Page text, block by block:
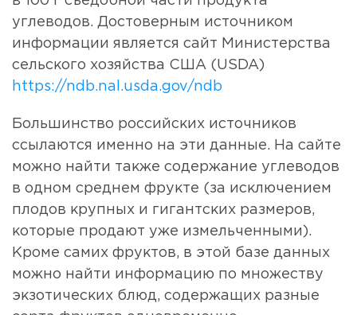
углеводов. Достоверным источником
информации является сайт Министерства
сельского хозяйства США (USDA)
https://ndb.nal.usda.gov/ndb
Большинство российских источников
ссылаются именно на эти данные. На сайте
можно найти также содержание углеводов
в одном среднем фрукте (за исключением
плодов крупных и гигантских размеров,
которые продают уже измельченными).
Кроме самих фруктов, в этой базе данных
можно найти информацию по множеству
экзотических блюд, содержащих разные